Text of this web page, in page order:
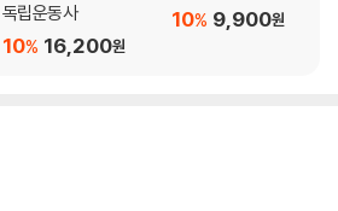
독립운동사
16,200원
10%
9,900원
10%